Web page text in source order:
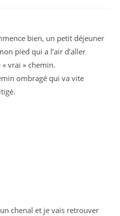
bien, un petit déjeuner
pied qui a l’air d’aller
vrai » chemin.
ombragé qui va vite
chenal et je vais retrouver